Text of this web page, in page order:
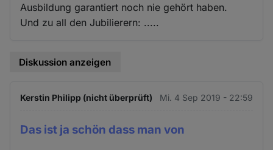
Ausbildung garantiert noch nie gehört haben.
Und zu all den Jubilierern: .....
Diskussion anzeigen
Kerstin Philipp (nicht überprüft) Mi. 4 Sep 2019 - 22:59
Das ist ja schön dass man von